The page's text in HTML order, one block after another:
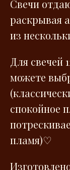
Свечи
раскрывая
из
Для свечей
можете
спокойное
пламя)♡